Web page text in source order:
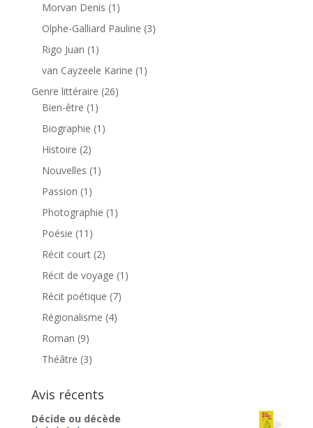
Morvan Denis (1)
Olphe-Galliard Pauline (3)
Rigo Juan (1)
van Cayzeele Karine (1)
Genre littéraire (26)
Bien-être (1)
Biographie (1)
Histoire (2)
Nouvelles (1)
Passion (1)
Photographie (1)
Poésie (11)
Récit court (2)
Récit de voyage (1)
Récit poétique (7)
Régionalisme (4)
Roman (9)
Théâtre (3)
Avis récents
Décide ou décède